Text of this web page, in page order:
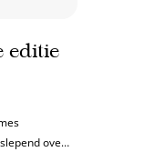
editie
over